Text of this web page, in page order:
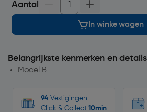
Aantal
In winkelwagen
Belangrijkste kenmerken en details
Model B
94 Vestigingen
Click & Collect 10min